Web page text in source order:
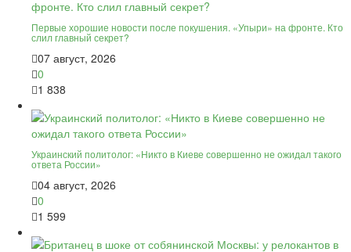
Первые хорошие новости после покушения. «Упыри» на фронте. Кто
слил главный секрет?
07 август, 2026
0
1 838
Украинский политолог: «Никто в Киеве совершенно не ожидал такого
ответа России»
04 август, 2026
0
1 599